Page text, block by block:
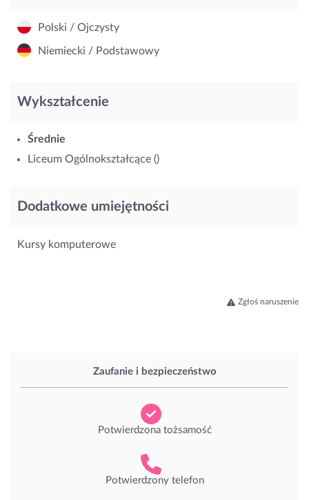
Zaufanie i bezpieczeństwo
Potwierdzona tożsamość
Potwierdzony telefon
Polski / Ojczysty
Niemiecki / Podstawowy
Wykształcenie
Średnie
Liceum Ogólnokształcące ()
Dodatkowe umiejętności
Kursy komputerowe
Zgłoś naruszenie